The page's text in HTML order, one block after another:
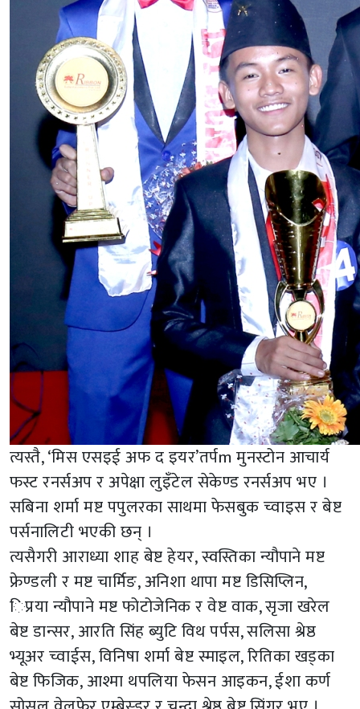
त्यस्तै, ‘मिस एसइई अफ द इयर’तर्पm मुनस्टोन आचार्य
फस्ट रनर्सअप र अपेक्षा लुइँटेल सेकेण्ड रनर्सअप भए ।
सबिना शर्मा मष्ट पपुलरका साथमा फेसबुक च्वाइस र बेष्ट
पर्सनालिटी भएकी छन् ।
त्यसैगरी आराध्या शाह बेष्ट हेयर, स्वस्तिका न्यौपाने मष्ट
फ्रेण्डली र मष्ट चार्मिङ, अनिशा थापा मष्ट डिसिप्लिन,
िप्रया न्यौपाने मष्ट फोटोजेनिक र वेष्ट वाक, सृजा खरेल
बेष्ट डान्सर, आरति सिंह ब्युटि विथ पर्पस, सलिसा श्रेष्ठ
भ्यूअर च्वाईस, विनिषा शर्मा बेष्ट स्माइल, रितिका खड्का
बेष्ट फिजिक, आश्मा थपलिया फेसन आइकन, ईशा कर्ण